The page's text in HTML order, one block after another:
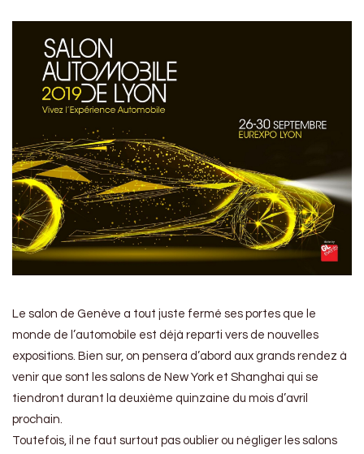
Le salon de Genève a tout juste fermé ses portes que le
monde de l’automobile est déjà reparti vers de nouvelles
expositions. Bien sur, on pensera d’abord aux grands rendez à
venir que sont les salons de New York et Shanghai qui se
tiendront durant la deuxième quinzaine du mois d’avril
prochain.
Toutefois, il ne faut surtout pas oublier ou négliger les salons